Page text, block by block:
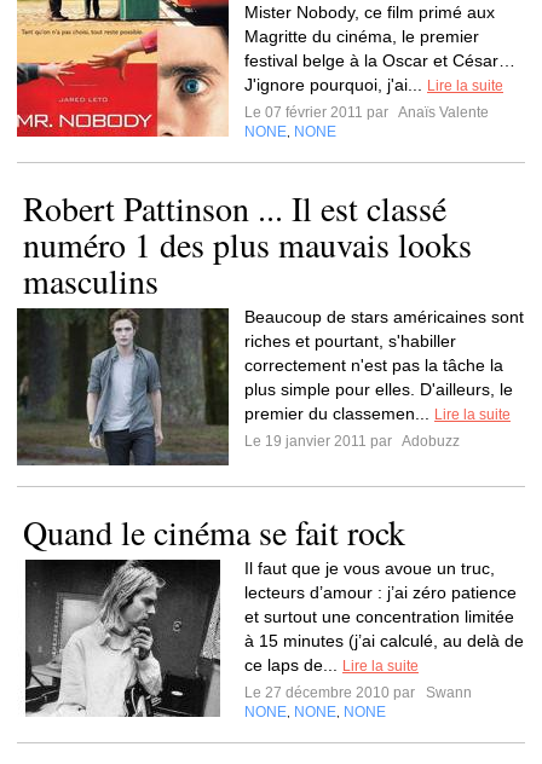
Mister Nobody, ce film primé aux
Magritte du cinéma, le premier
festival belge à la Oscar et César…
J'ignore pourquoi, j'ai...
Lire la suite
Le 07 février 2011 par Anaïs Valente
NONE NONE
Robert Pattinson ... Il est classé
numéro 1 des plus mauvais looks
masculins
Beaucoup de stars américaines sont
riches et pourtant, s'habiller
correctement n'est pas la tâche la
plus simple pour elles. D'ailleurs, le
premier du classemen...
Lire la suite
Le 19 janvier 2011 par Adobuzz
Quand le cinéma se fait rock
Il faut que je vous avoue un truc,
lecteurs d’amour : j’ai zéro patience
et surtout une concentration limitée
à 15 minutes (j’ai calculé, au delà de
ce laps de...
Lire la suite
Le 27 décembre 2010 par
Swann
NONE NONE NONE